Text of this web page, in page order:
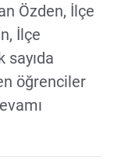
Özden, İlçe
İlçe
öğrenciler